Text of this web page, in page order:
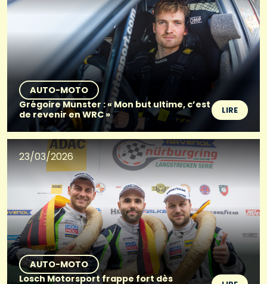
AUTO-MOTO
Grégoire Munster : « Mon but ultime, c’est
de revenir en WRC »
LIRE
23/03/2026
AUTO-MOTO
Losch Motorsport frappe fort dès